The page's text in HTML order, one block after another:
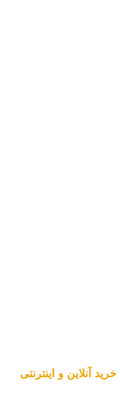
خرید آنلاین و اینترنتی